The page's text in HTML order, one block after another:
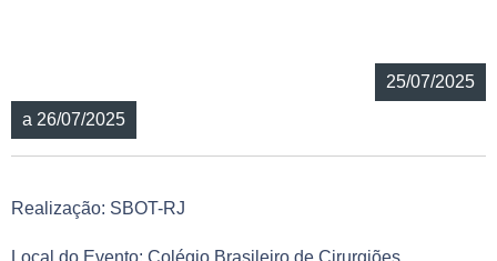
25/07/2025
a 26/07/2025
Realização: SBOT-RJ
Local do Evento: Colégio Brasileiro de Cirurgiões